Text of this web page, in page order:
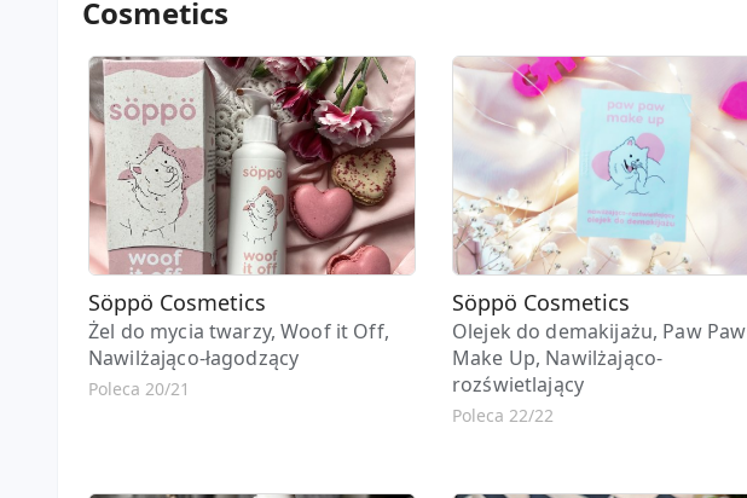
Cosmetics
Söppö Cosmetics
Żel do mycia twarzy, Woof it Off,
Nawilżająco-łagodzący
Poleca 20/21
Söppö Cosmetics
Olejek do demakijażu, Paw Paw
Make Up, Nawilżająco-
rozświetlający
Poleca 22/22